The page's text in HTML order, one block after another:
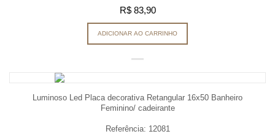
R$ 83,90
ADICIONAR AO CARRINHO
Luminoso Led Placa decorativa Retangular 16x50 Banheiro
Feminino/ cadeirante
Referência: 12081